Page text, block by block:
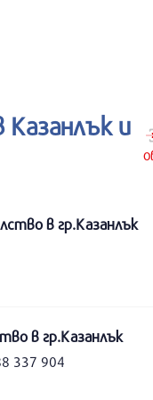
и
в гр.Казанлък
в гр.Казанлък
337 904